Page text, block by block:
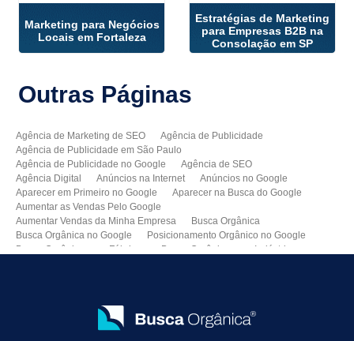
Marketing para Negócios
Locais em Fortaleza
Estratégias de Marketing
para Empresas B2B na
Consolação em SP
Outras Páginas
Agência de Marketing de SEO
Agência de Publicidade
Agência de Publicidade em São Paulo
Agência de Publicidade no Google
Agência de SEO
Agência Digital
Anúncios na Internet
Anúncios no Google
Aparecer em Primeiro no Google
Aparecer na Busca do Google
Aumentar as Vendas Pelo Google
Aumentar Vendas da Minha Empresa
Busca Orgânica
Busca Orgânica no Google
Posicionamento Orgânico no Google
Busca Orgânica para Fábricas
Busca Orgânica para Indústrias
Como Melhorar as Vendas
Como Melhorar o Ranking do Meu Site no Google